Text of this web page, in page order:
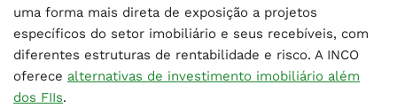
uma forma mais direta de exposição a projetos
específicos do setor imobiliário e seus recebíveis, com
diferentes estruturas de rentabilidade e risco. A INCO
oferece alternativas de investimento imobiliário além
dos FIIs.